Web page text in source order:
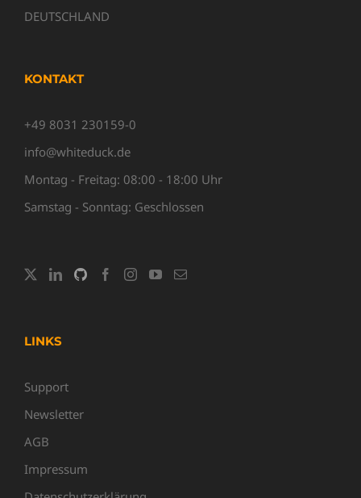
DEUTSCHLAND
KONTAKT
+49 8031 230159-0
info@whiteduck.de
Montag - Freitag: 08:00 - 18:00 Uhr
Samstag - Sonntag: Geschlossen
LINKS
Support
Newsletter
AGB
Impressum